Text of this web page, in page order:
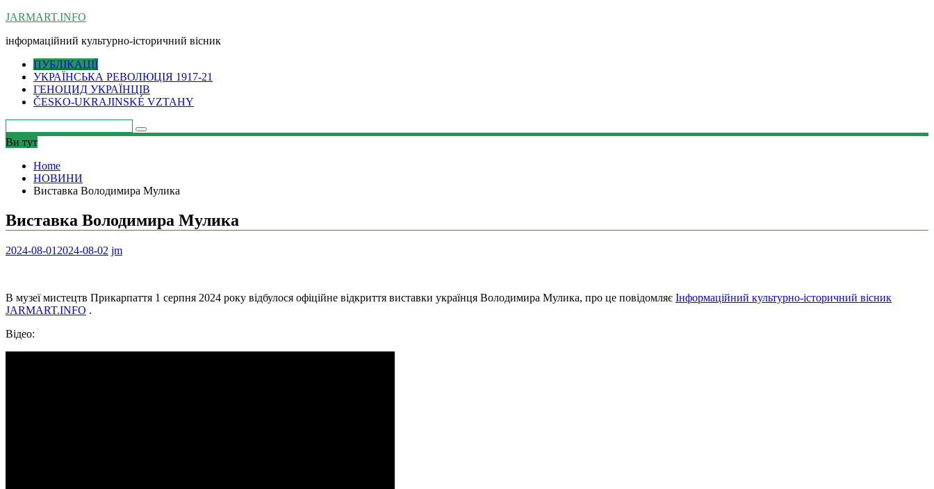
Skip
content
JARMART.INFO
інформаційний культурно-історичний вісник
ПУБЛІКАЦІЇ
УКРАЇНСЬКА РЕВОЛЮЦІЯ 1917-21
ГЕНОЦИД УКРАЇНЦІВ
ČESKO-UKRAJINSKÉ VZTAHY
Ви тут
Home
НОВИНИ
Виставка Володимира Мулика
Виставка Володимира Мулика
2024-08-01 2024-08-02 jm
В музеї мистецтв Прикарпаття 1 серпня 2024 року відбулося офіційне відкриття виставки українця Володимира Мулика, про це повідомляє Інформаційний культурно-історичний вісник
JARMART.INFO .
Відео: